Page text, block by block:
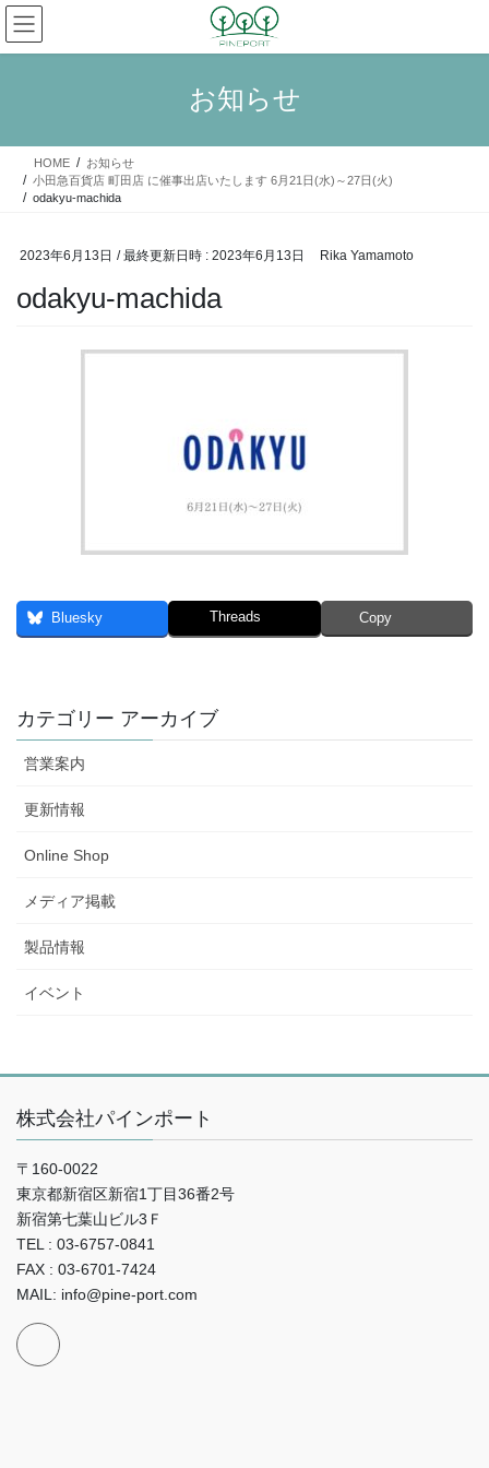
コ
ン
テ
ス
ナ
ビ
ゲ
ン
お知らせ
HOME
お知らせ
小田急百貨店 町田店 に催事出店いたします 6月21日(水)～27日(火)
odakyu-machida
2023年6月13日 / 最終更新日時 : 2023年6月13日 Rika Yamamoto
odakyu-machida
Bluesky Threads Copy
カテゴリー アーカイブ
営業案内
更新情報
Online Shop
メディア掲載
製品情報
イベント
株式会社パインポート
〒160-0022
東京都新宿区新宿1丁目36番2号
新宿第七葉山ビル3Ｆ
TEL : 03-6757-0841
FAX : 03-6701-7424
MAIL: info@pine-port.com